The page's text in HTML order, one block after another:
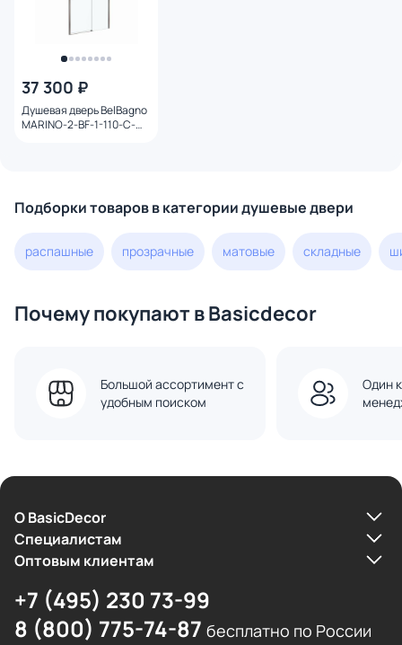
37 300 ₽
Душевая дверь BelBagno
MARINO-2-BF-1-110-C-
Подборки товаров в категории душевые двери
распашные прозрачные матовые складные
Почему покупают в Basicdecor
Большой ассортимент с
удобным поиском
Один
О BasicDecor
Cпециалистам
Оптовым клиентам
+7 (495) 230 73-99
8 (800) 775-74-87 бесплатно по России